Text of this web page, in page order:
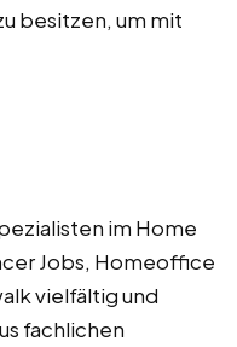
besitzen, um mit
im Home
Jobs, Homeoffice
vielfältig und
fachlichen